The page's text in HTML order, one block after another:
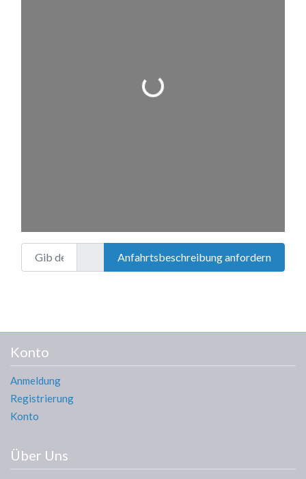
Wird geladen …
Gib deinen Standort ein.Anfahrtsbeschreibung anfordern
Konto
Anmeldung
Registrierung
Konto
Über Uns